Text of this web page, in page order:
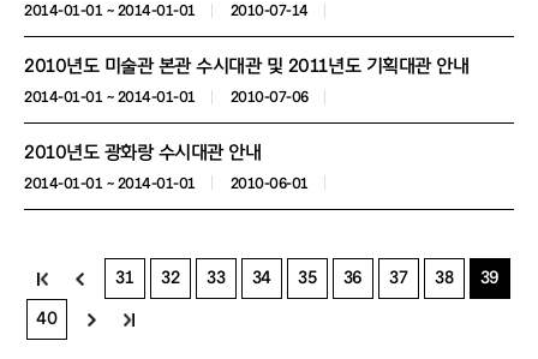
2014-01-01 ~ 2014-01-01 2010-07-14
2010년도 미술관 본관 수시대관 및 2011년도 기획대관 안내
2014-01-01 ~ 2014-01-01 2010-07-06
2010년도 광화랑 수시대관 안내
2014-01-01 ~ 2014-01-01 2010-06-01
31 32 33 34 35 36 37 38
39
40